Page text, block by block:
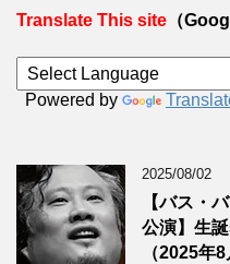
Translate This site （
Powered by
2025/08/02
【バス・
公演】生
（2025年8